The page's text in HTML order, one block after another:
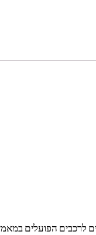
לרכבים הפועלים